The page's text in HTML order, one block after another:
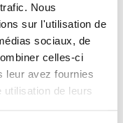
Nous
sur l'utilisation de
sociaux, de
celles-ci
leur avez fournies
de leurs